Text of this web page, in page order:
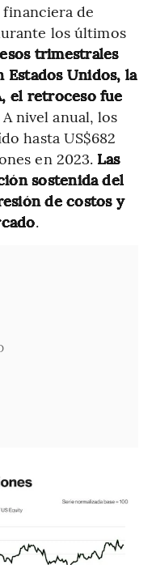
de
los últimos
trimestrales
Estados Unidos, la
el retroceso fue
A nivel anual, los
hasta US$682
en 2023. Las
sostenida del
de costos y
.